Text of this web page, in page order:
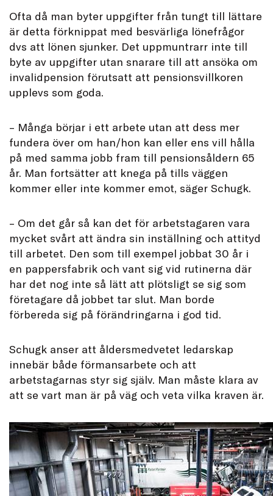
Ofta då man byter uppgifter från tungt till lättare
är detta förknippat med besvärliga lönefrågor
dvs att lönen sjunker. Det uppmuntrarr inte till
byte av uppgifter utan snarare till att ansöka om
invalidpension förutsatt att pensionsvillkoren
upplevs som goda.
– Många börjar i ett arbete utan att dess mer
fundera över om han/hon kan eller ens vill hålla
på med samma jobb fram till pensionsåldern 65
år. Man fortsätter att knega på tills väggen
kommer eller inte kommer emot, säger Schugk.
– Om det går så kan det för arbetstagaren vara
mycket svårt att ändra sin inställning och attityd
till arbetet. Den som till exempel jobbat 30 år i
en pappersfabrik och vant sig vid rutinerna där
har det nog inte så lätt att plötsligt se sig som
företagare då jobbet tar slut. Man borde
förbereda sig på förändringarna i god tid.
Schugk anser att åldersmedvetet ledarskap
innebär både förmansarbete och att
arbetstagarnas styr sig själv. Man måste klara av
att se vart man är på väg och veta vilka kraven är.